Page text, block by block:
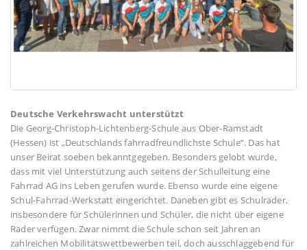
Deutsche Verkehrswacht unterstützt
Die Georg-Christoph-Lichtenberg-Schule aus Ober-Ramstadt
(Hessen) ist „Deutschlands fahrradfreundlichste Schule“. Das hat
unser Beirat soeben bekanntgegeben. Besonders gelobt wurde,
dass mit viel Unterstützung auch seitens der Schulleitung eine
Fahrrad AG ins Leben gerufen wurde. Ebenso wurde eine eigene
Schul-Fahrrad-Werkstatt eingerichtet. Daneben gibt es Schulräder,
insbesondere für Schülerinnen und Schüler, die nicht über eigene
Räder verfügen. Zwar nimmt die Schule schon seit Jahren an
zahlreichen Mobilitätswettbewerben teil, doch ausschlaggebend für